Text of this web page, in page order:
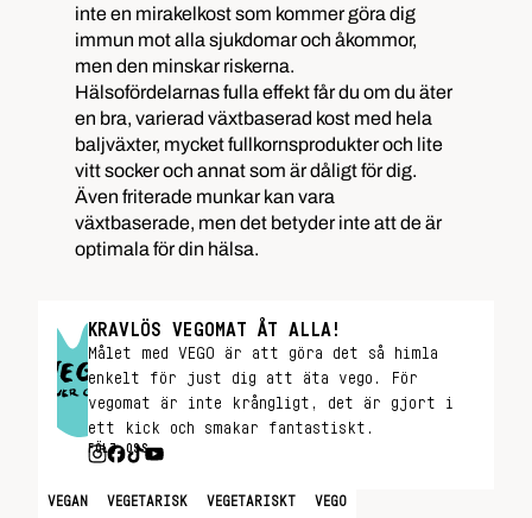
inte en mirakelkost som kommer göra dig
immun mot alla sjukdomar och åkommor,
men den minskar riskerna.
Hälsofördelarnas fulla effekt får du om du äter
en bra, varierad växtbaserad kost med hela
baljväxter, mycket fullkornsprodukter och lite
vitt socker och annat som är dåligt för dig.
Även friterade munkar kan vara
växtbaserade, men det betyder inte att de är
optimala för din hälsa.
KRAVLÖS VEGOMAT ÅT ALLA!
Målet med VEGO är att göra det så himla
enkelt för just dig att äta vego. För
vegomat är inte krångligt, det är gjort i
ett kick och smakar fantastiskt.
FÖLJ OSS
VEGAN VEGETARISK VEGETARISKT
VEGO